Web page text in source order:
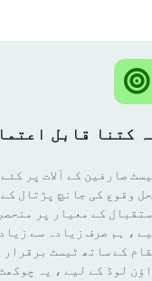
کتنا قابل
صارفین کے آلات پر
کے معیار پر
کے ساتھ ٹیسٹ